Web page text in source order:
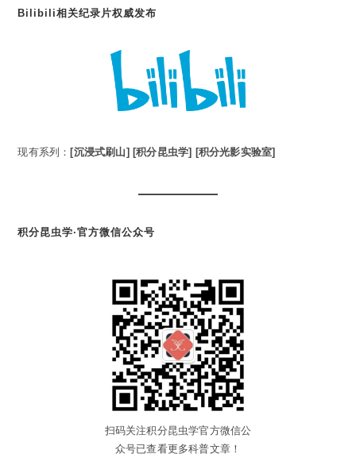
Bilibili相关纪录片权威发布
现有系列： [沉浸式刷山] [积分昆虫学] [积分光影实验室]
积分昆虫学·官方微信公众号
扫码关注积分昆虫学官方微信公
众号已查看更多科普文章！